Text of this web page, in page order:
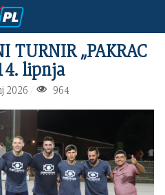
TURNIR „PAKRAC
lipnja
2026 964